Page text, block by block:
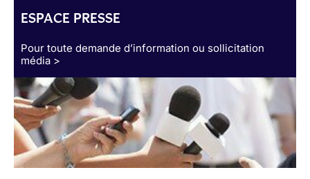
ESPACE PRESSE
Pour toute demande d’information ou sollicitation
média >